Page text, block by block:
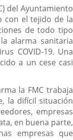
del Ayuntamiento
con el tejido de la
de todo tipo
alarma sanitaria
COVID-19. Una
a un cese casi
la FMC trabaja
la difícil situación
empresas
en buena parte,
empresas que